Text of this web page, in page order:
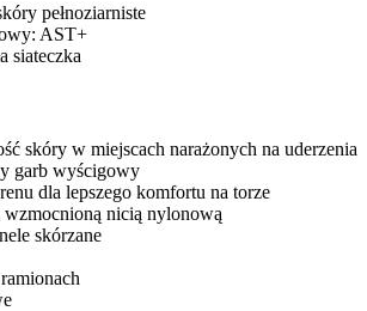
pełnoziarniste
AST+
siateczka
skóry w miejscach narażonych na uderzenia
garb wyścigowy
dla lepszego komfortu na torze
nicią nylonową
skórzane